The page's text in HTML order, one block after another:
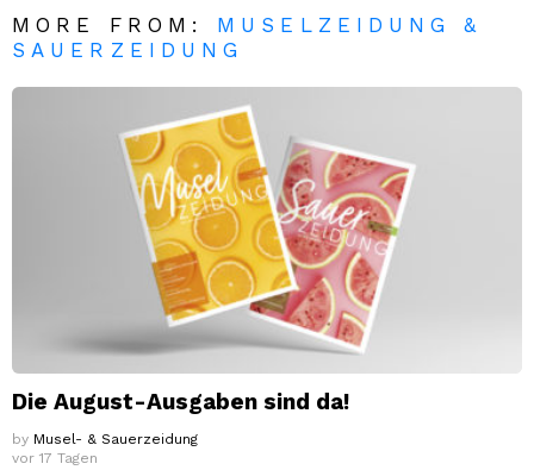
MORE FROM: MUSELZEIDUNG &
SAUERZEIDUNG
Die August-Ausgaben sind da!
by Musel- & Sauerzeidung
vor 17 Tagen